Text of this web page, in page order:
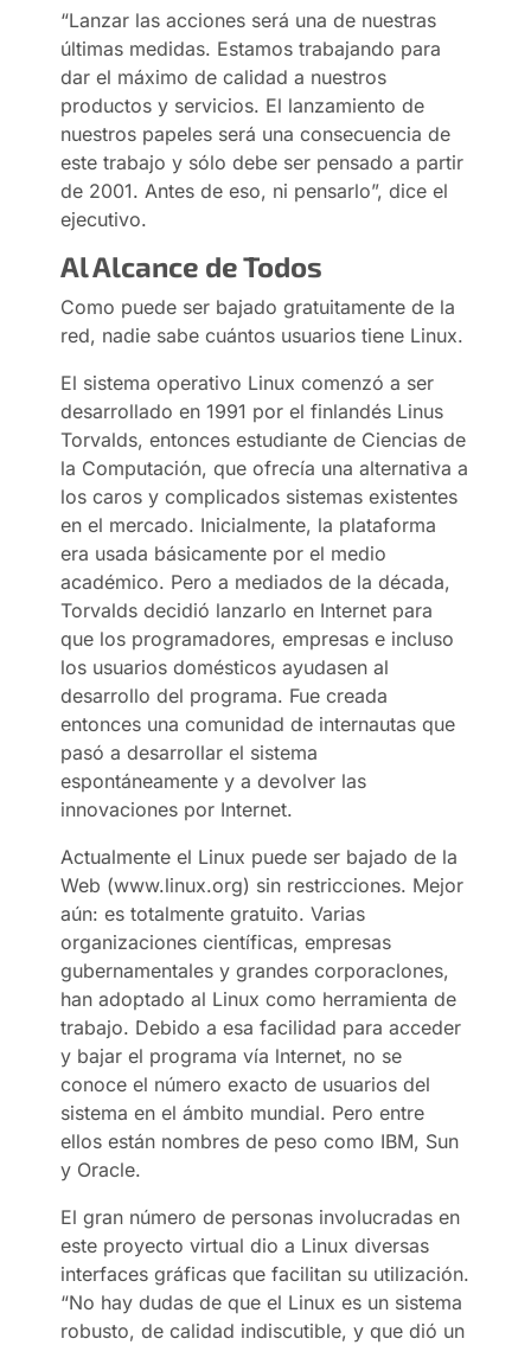
“Lanzar las acciones será una de nuestras
últimas medidas. Estamos trabajando para
dar el máximo de calidad a nuestros
productos y servicios. El lanzamiento de
nuestros papeles será una consecuencia de
este trabajo y sólo debe ser pensado a partir
de 2001. Antes de eso, ni pensarlo”, dice el
ejecutivo.
Al Alcance de Todos
Como puede ser bajado gratuitamente de la
red, nadie sabe cuántos usuarios tiene Linux.
El sistema operativo Linux comenzó a ser
desarrollado en 1991 por el finlandés Linus
Torvalds, entonces estudiante de Ciencias de
la Computación, que ofrecía una alternativa a
los caros y complicados sistemas existentes
en el mercado. Inicialmente, la plataforma
era usada básicamente por el medio
académico. Pero a mediados de la década,
Torvalds decidió lanzarlo en Internet para
que los programadores, empresas e incluso
los usuarios domésticos ayudasen al
desarrollo del programa. Fue creada
entonces una comunidad de internautas que
pasó a desarrollar el sistema
espontáneamente y a devolver las
innovaciones por Internet.
Actualmente el Linux puede ser bajado de la
Web (www.linux.org) sin restricciones. Mejor
aún: es totalmente gratuito. Varias
organizaciones científicas, empresas
gubernamentales y grandes corporaclones,
han adoptado al Linux como herramienta de
trabajo. Debido a esa facilidad para acceder
y bajar el programa vía lnternet, no se
conoce el número exacto de usuarios del
sistema en el ámbito mundial. Pero entre
ellos están nombres de peso como IBM, Sun
y Oracle.
El gran número de personas involucradas en
este proyecto virtual dio a Linux diversas
interfaces gráficas que facilitan su utilización.
“No hay dudas de que el Linux es un sistema
robusto, de calidad indiscutible, y que dió un